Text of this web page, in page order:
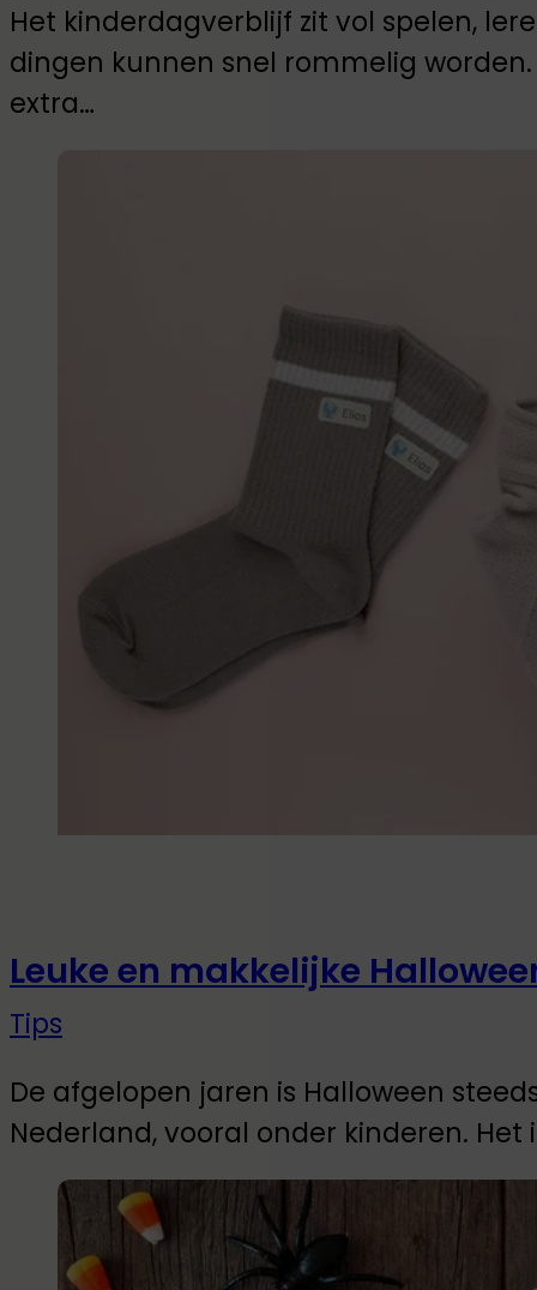
Het kinderdagverblijf zit vol spelen,
dingen kunnen snel rommelig
extra…
Leuke en makkelijke
Tips
De afgelopen jaren is Halloween
Nederland, vooral onder kinderen.